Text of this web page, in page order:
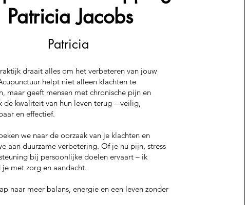
Patricia Jacobs
Patricia
draait alles om het verbeteren van jouw
helpt niet alleen klachten te
maar geeft mensen met chronische pijn en
de kwaliteit van hun leven terug – veilig,
en effectief.
we naar de oorzaak van je klachten en
aan duurzame verbetering. Of je nu pijn, stress
bij persoonlijke doelen ervaart – ik
met zorg en aandacht.
naar meer balans, energie en een leven zonder